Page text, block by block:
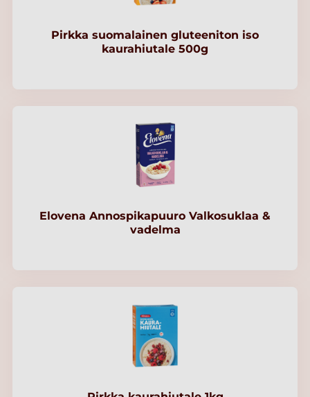
Pirkka suomalainen gluteeniton iso
kaurahiutale 500g
Elovena Annospikapuuro Valkosuklaa &
vadelma